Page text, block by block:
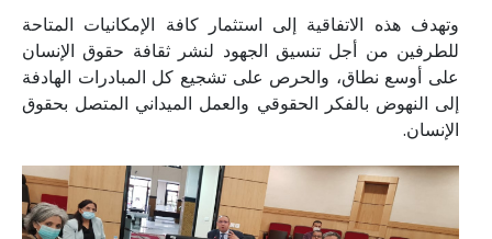
وتهدف هذه الاتفاقية إلى استثمار كافة الإمكانيات المتاحة
للطرفين من أجل تنسيق الجهود لنشر ثقافة حقوق الإنسان
على أوسع نطاق، والحرص على تشجيع كل المبادرات الهادفة
إلى النهوض بالفكر الحقوقي والعمل الميداني المتصل بحقوق
الإنسان.